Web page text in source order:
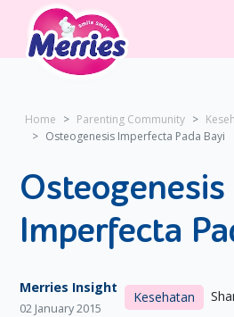
Home Parenting Community
Osteogenesis Imperfecta Pada Bayi
Osteogenesis
Imperfecta
Merries Insight
02 January 2015
Kesehatan